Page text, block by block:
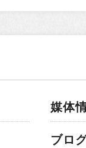
媒体
ブロ